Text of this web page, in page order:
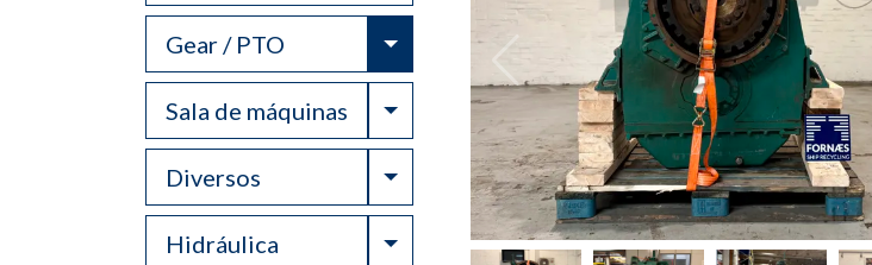
Gear / PTO Toggle Dropdown
Sala de máquinas Toggle Dropdown
Diversos Toggle Dropdown
Hidráulica Toggle Dropdown